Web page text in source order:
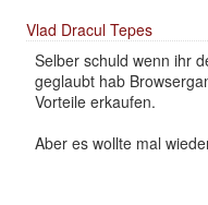
Vlad Dracul Tepes
Selber schuld wenn ihr
geglaubt hab
Vorteile erkaufen.
Aber es wollte mal